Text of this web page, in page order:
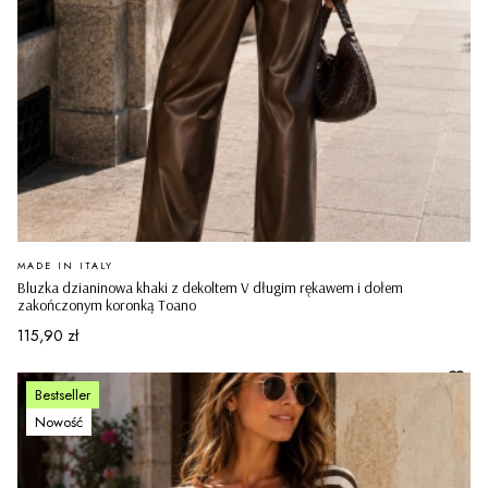
Bluzka dzianinowa khaki z dekoltem V długim rękawem i dołem
zakończonym koronką Toano
PRODUCENT
MADE IN ITALY
Cena
115,90 zł
Bestseller
Nowość